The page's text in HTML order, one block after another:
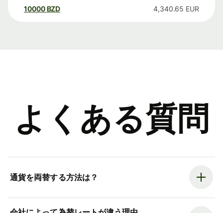
10000 BZD 4,340.65 EUR
よくある質問
通貨を両替する方法は？